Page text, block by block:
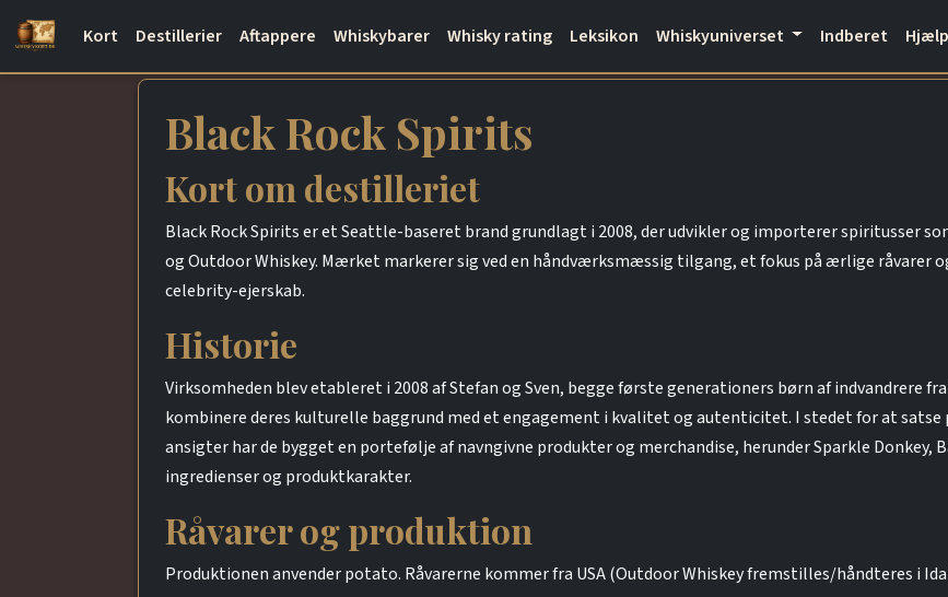
Kort Destillerier Aftappere Whiskybarer Whisky rating Leksikon Whiskyuniverset Indberet Hjælp
Black Rock Spirits
Kort om destilleriet
Black Rock Spirits er et Seattle-baseret brand grundlagt i 2008, der udvikler og importerer spiritusser
og Outdoor Whiskey. Mærket markerer sig ved en håndværksmæssig tilgang, et fokus på ærlige råvarer
celebrity-ejerskab.
Historie
Virksomheden blev etableret i 2008 af Stefan og Sven, begge første generationers børn af indvandrere
kombinere deres kulturelle baggrund med et engagement i kvalitet og autenticitet. I stedet for at
ansigter har de bygget en portefølje af navngivne produkter og merchandise, herunder Sparkle Donkey,
ingredienser og produktkarakter.
Råvarer og produktion
Produktionen anvender potato. Råvarerne kommer fra USA (Outdoor Whiskey fremstilles/håndteres i